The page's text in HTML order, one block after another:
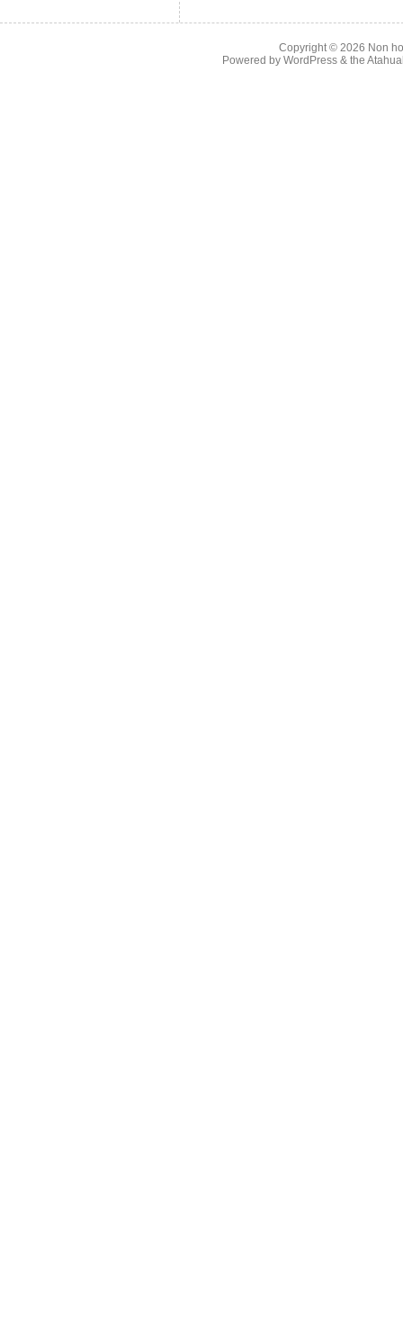
Copyright © 2026 Non
Powered by WordPress & the